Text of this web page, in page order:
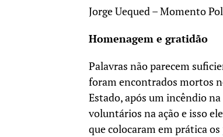
Jorge Uequed – Momento
Homenagem e gratidão
Palavras não parecem
foram encontrados mortos
Estado, após um incêndio
voluntários na ação e isso
que colocaram em prática